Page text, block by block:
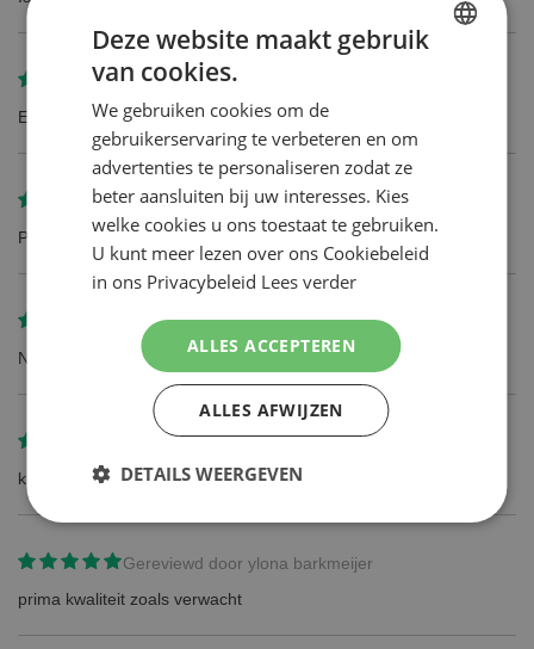
Gereviewd door
Een prima product, waar ik tot nu toe uiterst tevreden over ben!
Gereviewd door
ab Smit
Product voldoet helemaal aan verwachting
Gereviewd door Jan de Bruijn
Niets op aan te merken
Gereviewd door Robertus Balmer
klasse product
Gereviewd door ylona barkmeijer
prima kwaliteit zoals verwacht
Deze website maakt gebruik
van cookies.
We gebruiken cookies om de
gebruikerservaring te verbeteren en om
advertenties te personaliseren zodat ze
beter aansluiten bij uw interesses. Kies
welke cookies u ons toestaat te gebruiken.
U kunt meer lezen over ons Cookiebeleid
in ons Privacybeleid Lees verder
ALLES ACCEPTEREN
ALLES AFWIJZEN
DETAILS WEERGEVEN